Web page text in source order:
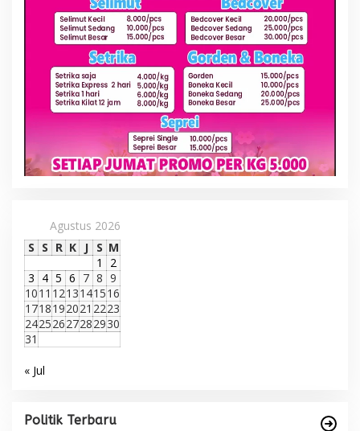
Agustus 2026
S S R K J S M
1
2
3 4 5 6 7 8 9
1011 1213141516
1718192021 2223
24252627282930
31
« Jul
Politik Terbaru